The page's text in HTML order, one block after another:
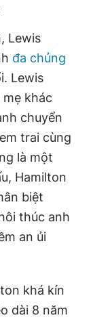
Lewis
đa chủng
Lewis
khác
chuyển
trai cùng
là một
Hamilton
biệt
thúc anh
an ủi
khá kín
dài 8 năm